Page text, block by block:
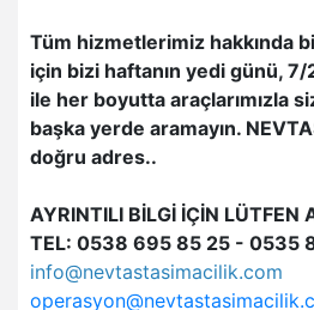
Tüm hizmetlerimiz hakkında
için bizi haftanın yedi günü,
ile her boyutta araçlarımızla
başka yerde aramayın.
doğru adres..
AYRINTILI BİLGİ İÇİN LÜTFEN
TEL: 0538 695 85 25 - 0535
info@nevtastasimacilik.com